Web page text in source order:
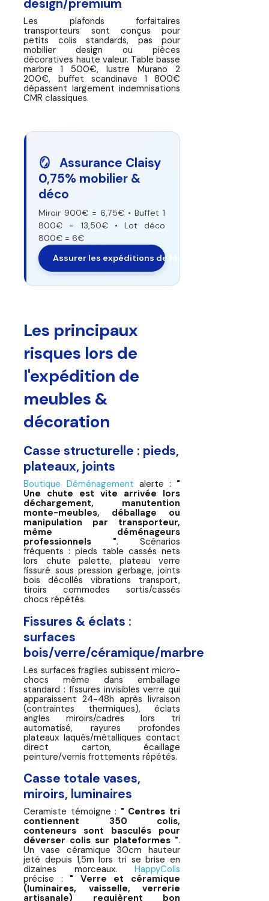
design/premium
Les plafonds forfaitaires
transporteurs sont conçus pour
petits colis standards, pas pour
mobilier design ou pièces
décoratives haute valeur. Table basse
marbre 1 500€, lustre Murano 2
200€, buffet scandinave 1 800€
dépassent largement indemnisations
CMR classiques.
🪞 Assurance Claisy
0,75% mobilier &
déco
Miroir 900€ = 6,75€ • Buffet 1
800€ = 13,50€ • Lot déco
800€ = 6€
Assurer les expéditions de Meubles
Les principaux
risques lors de
l'expédition de
meubles &
décoration
Casse structurelle : pieds,
plateaux, joints
Boutique Déménagement alerte : "
Une chute est vite arrivée lors
déchargement, manutention
monte-meubles, déballage ou
manipulation par transporteur,
même déménageurs
professionnels ". Scénarios
fréquents : pieds table cassés nets
lors chute palette, plateau verre
fissuré sous pression gerbage, joints
bois décollés vibrations transport,
tiroirs commodes sortis/cassés
chocs répétés.
Fissures & éclats :
surfaces
bois/verre/céramique/marbre
Les surfaces fragiles subissent micro-
chocs même dans emballage
standard : fissures invisibles verre qui
apparaissent 24-48h après livraison
(contraintes thermiques), éclats
angles miroirs/cadres lors tri
automatisé, rayures profondes
plateaux laqués/métalliques contact
direct carton, écaillage
peinture/vernis frottements répétés.
Casse totale vases,
miroirs, luminaires
Ceramiste témoigne : " Centres tri
contiennent 350 colis,
conteneurs sont basculés pour
déverser colis sur plateformes ".
Un vase céramique 30cm hauteur
jeté depuis 1,5m lors tri se brise en
dizaines morceaux. HappyColis
précise : " Verre et céramique
(luminaires, vaisselle, verrerie
artisanale) requièrent bon